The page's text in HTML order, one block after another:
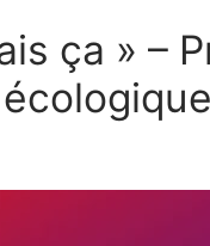
ça » –